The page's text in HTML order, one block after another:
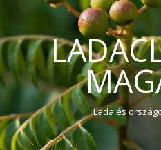
Lada és